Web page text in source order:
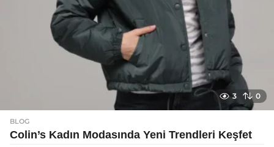
3 0
BLOG
Colin’s Kadın Modasında Yeni Trendleri Keşfet